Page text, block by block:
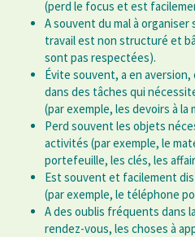
(perd le focus et est
A souvent du mal à
travail est non structuré et
sont pas respectées).
Évite souvent, a en
dans des tâches qui
(par exemple, les devoirs à la
Perd souvent les objets
activités (par exemple, le
portefeuille, les clés, les
Est souvent et facilement
(par exemple, le téléphone
A des oublis fréquents dans
rendez-vous, les choses à